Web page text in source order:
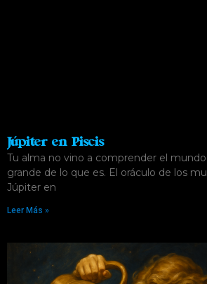
Júpiter en Piscis
Tu alma no vino a comprender el
grande de lo que es. El oráculo de los
Júpiter en
Leer Más »